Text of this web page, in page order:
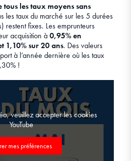
tous les taux moyens sans
les taux du marché sur les 5 durées
fixes. Les emprunteurs
acquisition à0,95% en
1,10% sur 20 ans. Des valeurs
à l’année dernière où les taux
!
veuillez accepter les cookies
YouTube
mes préférences